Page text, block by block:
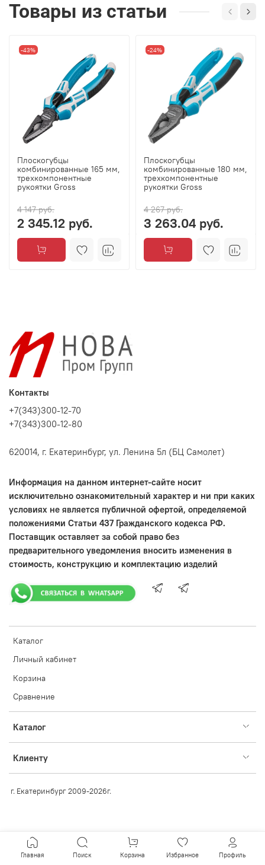
Товары из статьи
-43%
Плоскогубцы
комбинированные 165 мм,
трехкомпонентные
рукоятки Gross
4 147 руб.
2 345.12 руб.
-24%
Плоскогубцы
комбинированные 180 мм,
трехкомпонентные
рукоятки Gross
4 267 руб.
3 263.04 руб.
Каталог
Личный кабинет
Корзина
Сравнение
Каталог
Клиенту
Контакты
+7(343)300-12-70
+7(343)300-12-80
620014, г. Екатеринбург, ул. Ленина 5л (БЦ Самолет)
Информация на данном интернет-сайте носит
исключительно ознакомительный характер и ни при каких
условиях не является публичной офертой, определяемой
положениями Статьи 437 Гражданского кодекса РФ.
Поставщик оставляет за собой право без
предварительного уведомления вносить изменения в
стоимость, конструкцию и комплектацию изделий
г. Екатеринбург 2009-2026г.
Главная Поиск Корзина Избранное Профиль